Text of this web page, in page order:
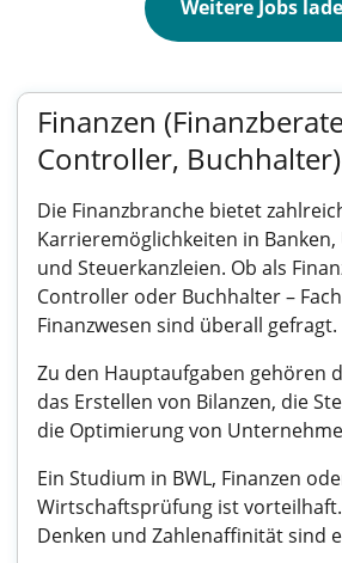
Weitere Jobs
Finanzen
Controller, Buchhalter)
Die Finanzbranche bietet
Karrieremöglichkeiten in
und Steuerkanzleien. Ob als
Controller oder Buchhalter –
Finanzwesen sind überall gefragt.
Zu den Hauptaufgaben gehören
das Erstellen von Bilanzen, die
die Optimierung von
Ein Studium in BWL, Finanzen
Wirtschaftsprüfung ist
Denken und Zahlenaffinität sind